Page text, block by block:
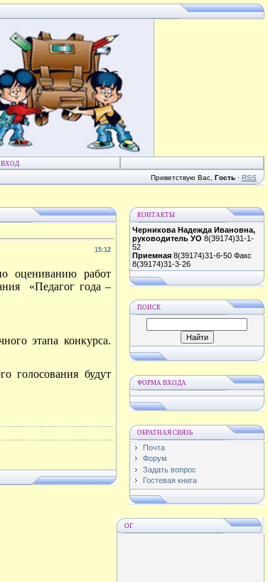
ВХОД
Приветствую Вас Гость · RSS
15:12
оцениванию работ
«Педагог года –
этапа конкурса.
голосования будут
КОНТАКТЫ
Черникова Надежда Ивановна,
руководитель УО 8(39174)31-1-
52
Приемная 8(39174)31-6-50 Факс
8(39174)31-3-26
ПОИСК
ФОРМА ВХОДА
ОБРАТНАЯ СВЯЗЬ
Почта
Форум
Задать вопрос
Гостевая книга
ОГ